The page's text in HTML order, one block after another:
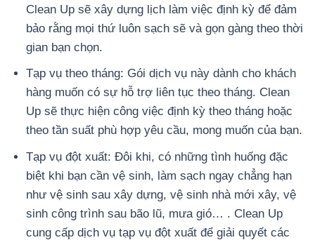
Clean Up sẽ xây dựng lịch làm việc định kỳ để đảm
bảo rằng mọi thứ luôn sạch sẽ và gọn gàng theo thời
gian bạn chọn.
Tạp vụ theo tháng: Gói dịch vụ này dành cho khách
hàng muốn có sự hỗ trợ liên tục theo tháng. Clean
Up sẽ thực hiện công việc định kỳ theo tháng hoặc
theo tần suất phù hợp yêu cầu, mong muốn của bạn.
Tạp vụ đột xuất:Đôi khi, có những tình huống đặc
biệt khi bạn cần vệ sinh, làm sạch ngay chẳng hạn
như vệ sinh sau xây dựng, vệ sinh nhà mới xây, vệ
sinh công trình sau bão lũ, mưa gió… . Clean Up
cung cấp dịch vụ tạp vụ đột xuất để giải quyết các